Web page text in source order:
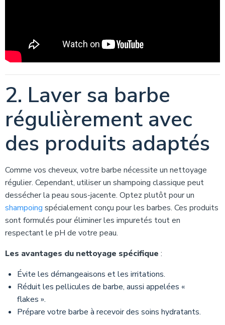
2. Laver sa barbe
régulièrement avec
des produits adaptés
Comme vos cheveux, votre barbe nécessite un nettoyage
régulier. Cependant, utiliser un shampoing classique peut
dessécher la peau sous-jacente. Optez plutôt pour un
shampoing spécialement conçu pour les barbes. Ces produits
sont formulés pour éliminer les impuretés tout en
respectant le pH de votre peau.
Les avantages du nettoyage spécifique :
Évite les démangeaisons et les irritations.
Réduit les pellicules de barbe, aussi appelées «
flakes ».
Prépare votre barbe à recevoir des soins hydratants.